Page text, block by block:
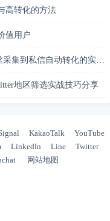
高转化的方法
值用户
到私信自动转化的实操闭环
地区筛选实战技巧分享
KakaoTalk
YouTube
LinkedIn Line
Twitter
网站地图